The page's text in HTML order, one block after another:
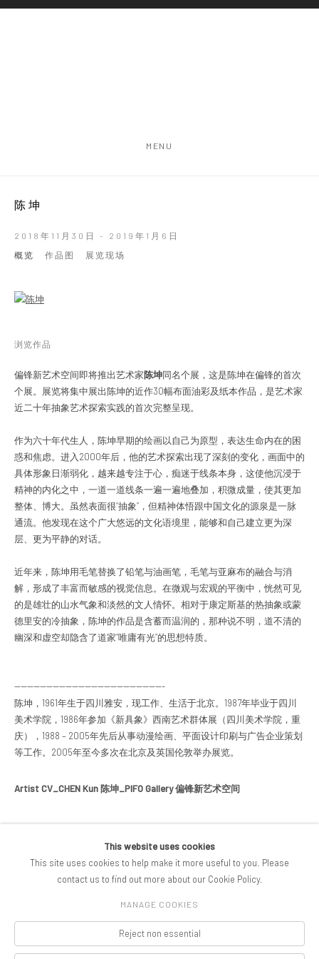
MENU
陈坤
2018年11月30日 - 2019年1月6日
概览
作品图 展览现场
浏览作品
偏锋新艺术空间即将推出艺术家陈坤同名个展，这是陈坤在偏锋的首次
个展。展览将集中展出陈坤的近作30幅布面油彩及纸本作品，是艺术家
近二十年抽象艺术探索实践的首次完整呈现。
作为六十年代生人，陈坤早期的绘画以自己为原型，表达生命内在的困
惑和焦虑。进入2000年后，他的艺术探索出现了深刻的变化，画面中的
具体形象日渐弱化，越来越专注于心，痴迷于线条本身，这使他沉浸于
精神的内化之中，一道一道线条一遍一遍地叠加，积微成量，使其更加
整体、博大。虽然表面很“抽象”，但精神体悟跟中国文化的源泉是一脉
通流。他发现在这个广大悠远的文化语境里，能够和自己建立更为深
层、更为平静的对话。
近年来，陈坤用毛笔替换了铅笔与油画笔，毛笔与亚麻布的融合与消
解，形成了丰富而敏感的视觉信息。在微观与宏观的平衡中，恍然可见
的是雄壮的山水气象和淡然的文人情怀。相对于康定斯基的热抽象或蒙
德里安的冷抽象，陈坤的作品是含蓄而温润的，那种说不明，道不清的
幽深和虚空却隐含了道家“唯庸有光”的思想特质。
-----------------------------------------------
陈坤，1961年生于四川雅安，现工作、生活于北京。1987年毕业于四川
美术学院，1986年参加《新具象》西南艺术群体展（四川美术学院，重
庆），1988 – 2005年先后从事动漫绘画、平面设计印刷与广告企业策划
等工作。2005年至今多次在北京及英国伦敦举办展览。
Artist CV_CHEN Kun 陈坤_PIFO Gallery 偏锋新艺术空间
网站支持 ARTLOGIC
This website uses cookies
This site uses cookies to help make it more useful to you. Please
contact us to find out more about our Cookie Policy.
MANAGE COOKIES
Reject non essential